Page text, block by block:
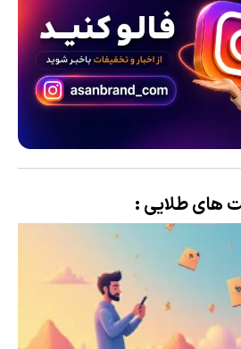
های طلایی :